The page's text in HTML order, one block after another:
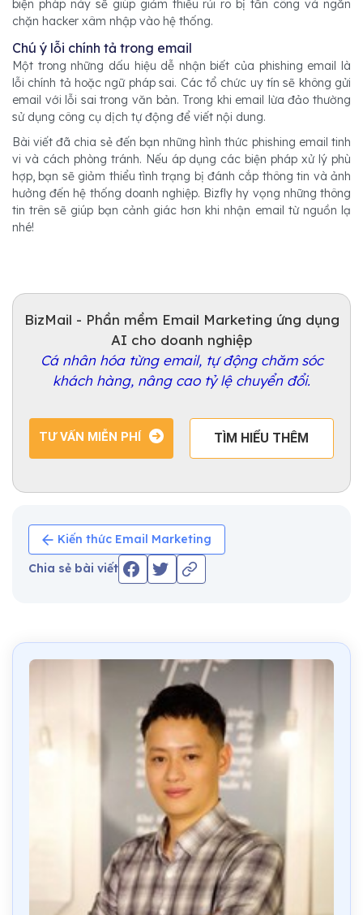
biện pháp này sẽ giúp giảm thiểu rủi ro bị tấn công và ngăn
chặn hacker xâm nhập vào hệ thống.
Chú ý lỗi chính tả trong email
Một trong những dấu hiệu dễ nhận biết của phishing email là
lỗi chính tả hoặc ngữ pháp sai. Các tổ chức uy tín sẽ không gửi
email với lỗi sai trong văn bản. Trong khi email lừa đảo thường
sử dụng công cụ dịch tự động để viết nội dung.
Bài viết đã chia sẻ đến bạn những hình thức phishing email tinh
vi và cách phòng tránh. Nếu áp dụng các biện pháp xử lý phù
hợp, bạn sẽ giảm thiểu tình trạng bị đánh cắp thông tin và ảnh
hưởng đến hệ thống doanh nghiệp. Bizfly hy vọng những thông
tin trên sẽ giúp bạn cảnh giác hơn khi nhận email từ nguồn lạ
nhé!
BizMail - Phần mềm Email Marketing ứng dụng
AI cho doanh nghiệp
Cá nhân hóa từng email, tự động chăm sóc
khách hàng, nâng cao tỷ lệ chuyển đổi.
TƯ VẤN MIỄN PHÍ TÌM HIỂU THÊM
Kiến thức Email Marketing
Chia sẻ bài viết